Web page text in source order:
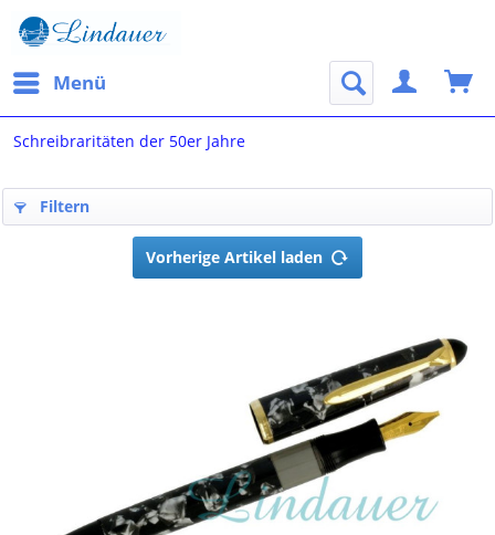
Menü
Schreibraritäten der 50er Jahre
Filtern
Vorherige Artikel laden